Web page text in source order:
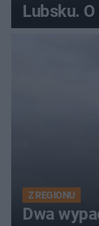
Lubsku.
Z REGIONU
Dwa